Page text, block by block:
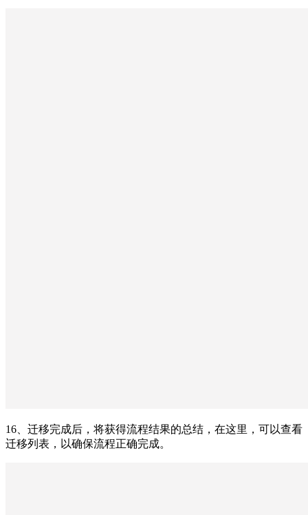
16、迁移完成后，将获得流程结果的总结，在这里，可以查看
迁移列表，以确保流程正确完成。